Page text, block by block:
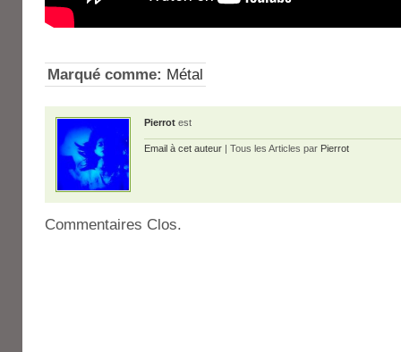
Marqué comme: Métal
Pierrot est
Email à cet auteur | Tous les Articles par Pierrot
Commentaires Clos.